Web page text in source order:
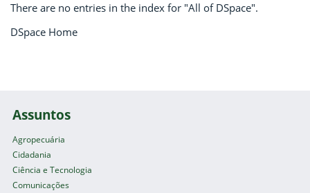
There are no entries in the index for "All of DSpace".
DSpace Home
Assuntos
Agropecuária
Cidadania
Ciência e Tecnologia
Comunicações